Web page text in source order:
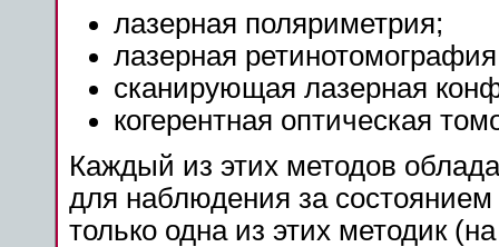
лазерная поляриметрия;
лазерная
сканирующая лазерная
когерентная оптическая
Каждый из этих методов
для наблюдения за состоянием
только одна из этих методик